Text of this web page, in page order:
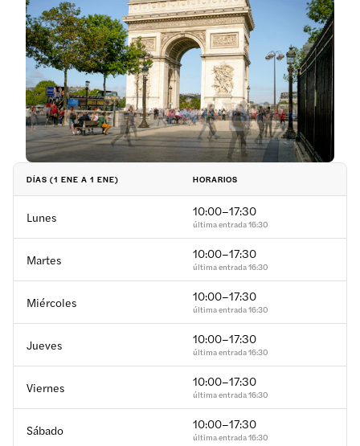
DÍAS (1 ENE A 1 ENE) HORARIOS
Lunes 10:00–17:30
última entrada16:30
Martes 10:00–17:30
última entrada16:30
Miércoles 10:00–17:30
última entrada16:30
Jueves 10:00–17:30
última entrada16:30
Viernes 10:00–17:30
última entrada16:30
Sábado 10:00–17:30
última entrada16:30